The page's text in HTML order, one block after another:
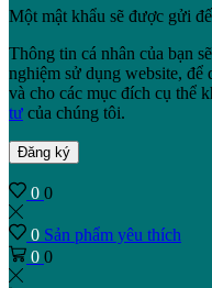
Một mật khẩu sẽ được gửi
Thông tin cá nhân của bạn
nghiệm sử dụng website, để
và cho các mục đích cụ thể
tư của chúng tôi.
Đăng ký
0 0
0 Sản phẩm yêu thích
0 0